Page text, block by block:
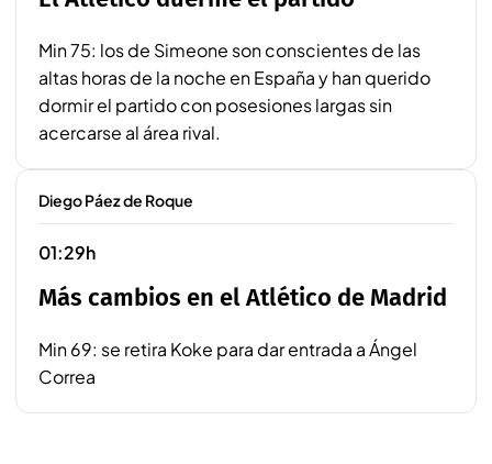
Min 75: los de Simeone son conscientes de las
altas horas de la noche en España y han querido
dormir el partido con posesiones largas sin
acercarse al área rival.
Diego Páez de Roque
01:29h
Más cambios en el Atlético de Madrid
Min 69: se retira Koke para dar entrada a Ángel
Correa